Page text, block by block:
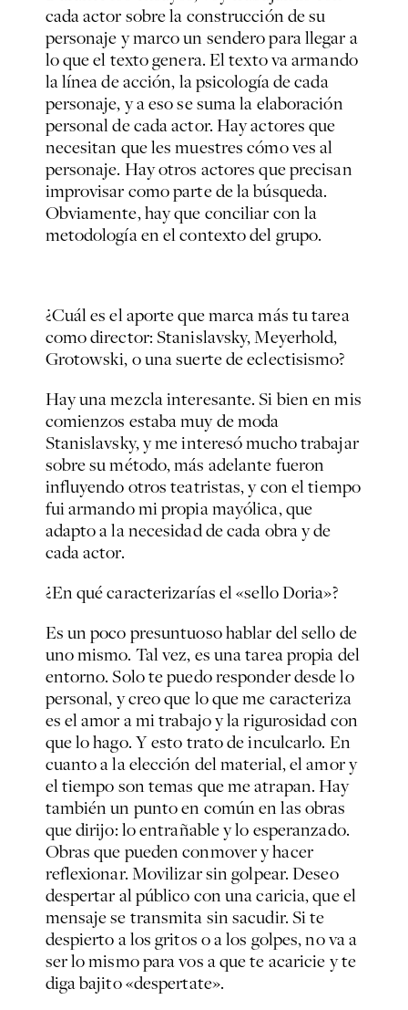
cada actor sobre la construcción de su
personaje y marco un sendero para llegar a
lo que el texto genera. El texto va armando
la línea de acción, la psicología de cada
personaje, y a eso se suma la elaboración
personal de cada actor. Hay actores que
necesitan que les muestres cómo ves al
personaje. Hay otros actores que precisan
improvisar como parte de la búsqueda.
Obviamente, hay que conciliar con la
metodología en el contexto del grupo.
¿Cuál es el aporte que marca más tu tarea
como director: Stanislavsky, Meyerhold,
Grotowski, o una suerte de eclectisismo?
Hay una mezcla interesante. Si bien en mis
comienzos estaba muy de moda
Stanislavsky, y me interesó mucho trabajar
sobre su método, más adelante fueron
influyendo otros teatristas, y con el tiempo
fui armando mi propia mayólica, que
adapto a la necesidad de cada obra y de
cada actor.
¿En qué caracterizarías el «sello Doria»?
Es un poco presuntuoso hablar del sello de
uno mismo. Tal vez, es una tarea propia del
entorno. Solo te puedo responder desde lo
personal, y creo que lo que me caracteriza
es el amor a mi trabajo y la rigurosidad con
que lo hago. Y esto trato de inculcarlo. En
cuanto a la elección del material, el amor y
el tiempo son temas que me atrapan. Hay
también un punto en común en las obras
que dirijo: lo entrañable y lo esperanzado.
Obras que pueden conmover y hacer
reflexionar. Movilizar sin golpear. Deseo
despertar al público con una caricia, que el
mensaje se transmita sin sacudir. Si te
despierto a los gritos o a los golpes, no va a
ser lo mismo para vos a que te acaricie y te
diga bajito «despertate».